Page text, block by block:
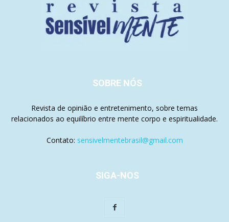
SOBRE NÓS
Revista de opinião e entretenimento, sobre temas
relacionados ao equilíbrio entre mente corpo e espiritualidade.
Contato: sensivelmentebrasil@gmail.com
SIGA-NOS